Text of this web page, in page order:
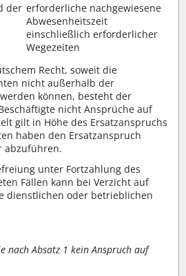
der erforderliche nachgewiesene
Abwesenheitszeit
einschließlich erforderlicher
Wegezeiten
Recht, soweit die
nicht außerhalb der
können, besteht der
nicht Ansprüche auf
gilt in Höhe des Ersatzanspruchs
haben den Ersatzanspruch
abzuführen.
unter Fortzahlung des
Fällen kann bei Verzicht auf
dienstlichen oder betrieblichen
nach Absatz 1 kein Anspruch auf